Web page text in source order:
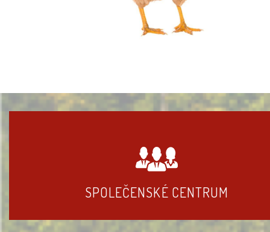
SPOLEČENSKÉ CENTRUM